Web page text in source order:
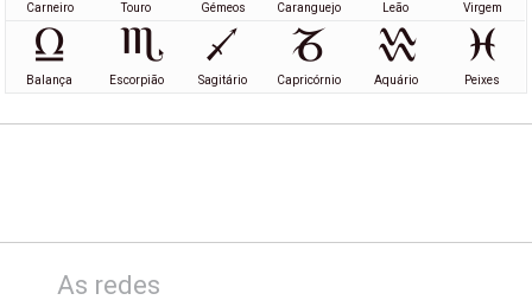
Carneiro Touro Gémeos Caranguejo Leão Virgem
Balança Escorpião Sagitário Capricórnio Aquário Peixes
As redes